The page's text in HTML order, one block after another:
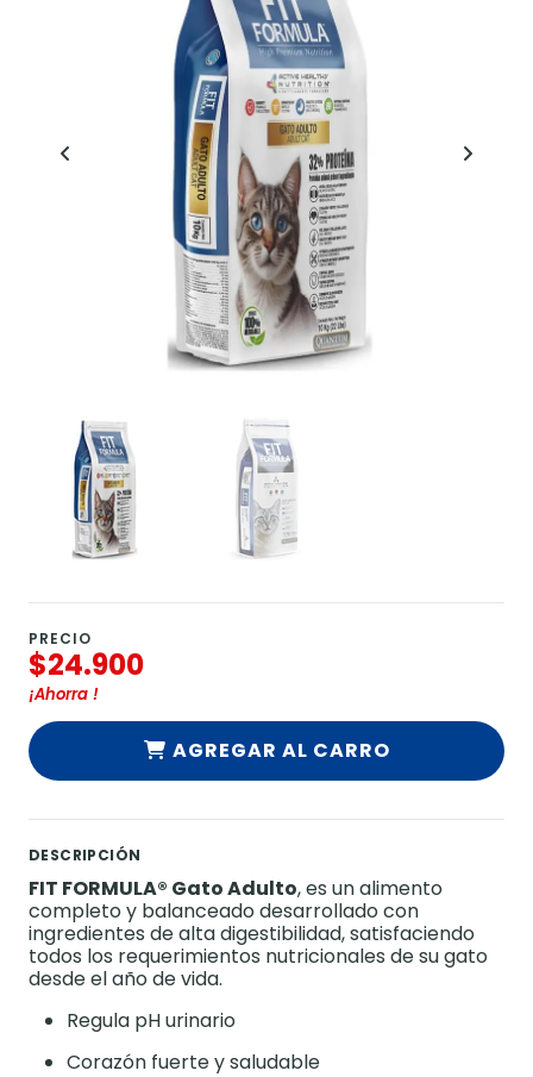
PRECIO
$24.900
¡Ahorra !
AGREGAR AL CARRO
DESCRIPCIÓN
FIT FORMULA® Gato Adulto, es un alimento
completo y balanceado desarrollado con
ingredientes de alta digestibilidad, satisfaciendo
todos los requerimientos nutricionales de su gato
desde el año de vida.
Regula pH urinario
Corazón fuerte y saludable